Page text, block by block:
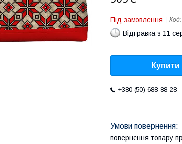
Під замовлення Код:
Відправка з 11
Купити
+380 (50) 688-88-28
повернення товару